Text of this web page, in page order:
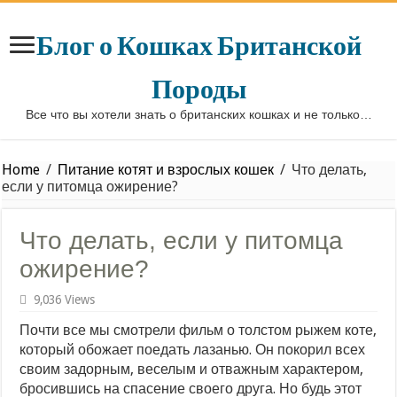
Блог о Кошках Британской
Породы
Все что вы хотели знать о британских кошках и не только…
Home / Питание котят и взрослых кошек / Что делать,
если у питомца ожирение?
Что делать, если у питомца
ожирение?
9,036 Views
Почти все мы смотрели фильм о толстом рыжем коте,
который обожает поедать лазанью. Он покорил всех
своим задорным, веселым и отважным характером,
бросившись на спасение своего друга. Но будь этот